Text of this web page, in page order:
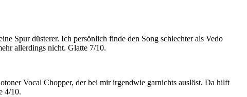
Spur düsterer. Ich persönlich finde den Song schlechter als Vedo
allerdings nicht. Glatte 7/10.
Vocal Chopper, der bei mir irgendwie garnichts auslöst. Da hilft
4/10.